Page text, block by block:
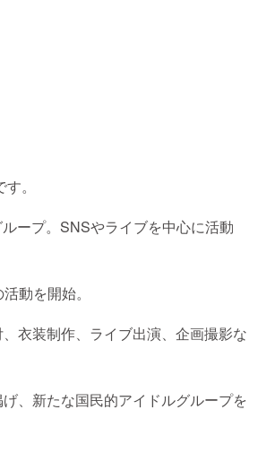
す。
ープ。SNSやライブを中心に活動
動を開始。
衣装制作、ライブ出演、企画撮影な
、新たな国民的アイドルグループを